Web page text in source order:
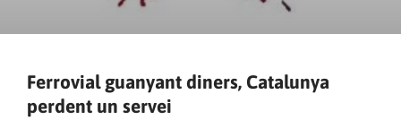
Ferrovial guanyant diners, Catalunya
perdent un servei